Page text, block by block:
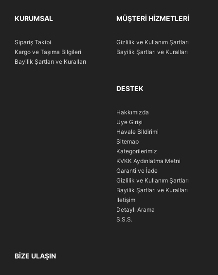
KURUMSAL
Sipariş Takibi
Kargo ve Taşıma Bilgileri
Bayilik Şartları ve Kuralları
MÜŞTERI HIZMETLERI
Gizlilik ve Kullanım Şartları
Bayilik Şartları ve Kuralları
DESTEK
Hakkımızda
Üye Girişi
Havale Bildirimi
Sitemap
Kategorilerimiz
KVKK Aydınlatma Metni
Garanti ve İade
Gizlilik ve Kullanım Şartları
Bayilik Şartları ve Kuralları
İletişim
Detaylı Arama
S.S.S.
BIZE ULAŞIN